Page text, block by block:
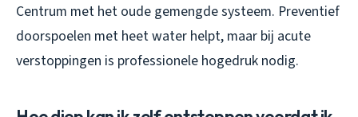
Centrum met het oude gemengde systeem. Preventief
doorspoelen met heet water helpt, maar bij acute
verstoppingen is professionele hogedruk nodig.